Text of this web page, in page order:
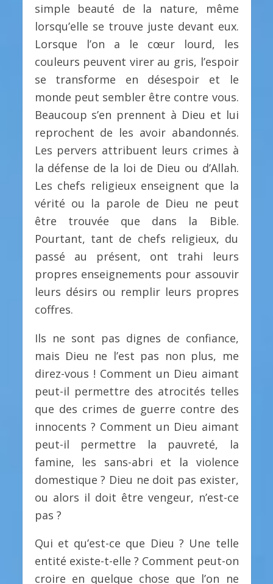
simple beauté de la nature, même
lorsqu’elle se trouve juste devant eux.
Lorsque l’on a le cœur lourd, les
couleurs peuvent virer au gris, l’espoir
se transforme en désespoir et le
monde peut sembler être contre vous.
Beaucoup s’en prennent à Dieu et lui
reprochent de les avoir abandonnés.
Les pervers attribuent leurs crimes à
la défense de la loi de Dieu ou d’Allah.
Les chefs religieux enseignent que la
vérité ou la parole de Dieu ne peut
être trouvée que dans la Bible.
Pourtant, tant de chefs religieux, du
passé au présent, ont trahi leurs
propres enseignements pour assouvir
leurs désirs ou remplir leurs propres
coffres.
Ils ne sont pas dignes de confiance,
mais Dieu ne l’est pas non plus, me
direz-vous ! Comment un Dieu aimant
peut-il permettre des atrocités telles
que des crimes de guerre contre des
innocents ? Comment un Dieu aimant
peut-il permettre la pauvreté, la
famine, les sans-abri et la violence
domestique ? Dieu ne doit pas exister,
ou alors il doit être vengeur, n’est-ce
pas ?
Qui et qu’est-ce que Dieu ? Une telle
entité existe-t-elle ? Comment peut-on
croire en quelque chose que l’on ne